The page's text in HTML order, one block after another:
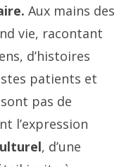
Aux mains des
vie, racontant
d’histoires
patients et
pas de
l’expression
, d’une